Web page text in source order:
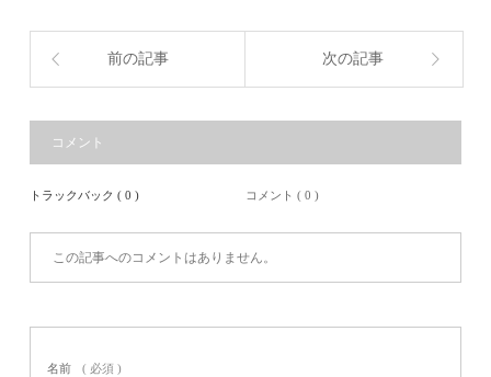
前の記事 次の記事
コメント
トラックバック ( 0 ) コメント ( 0 )
この記事へのコメントはありません。
名前 ( 必須 )